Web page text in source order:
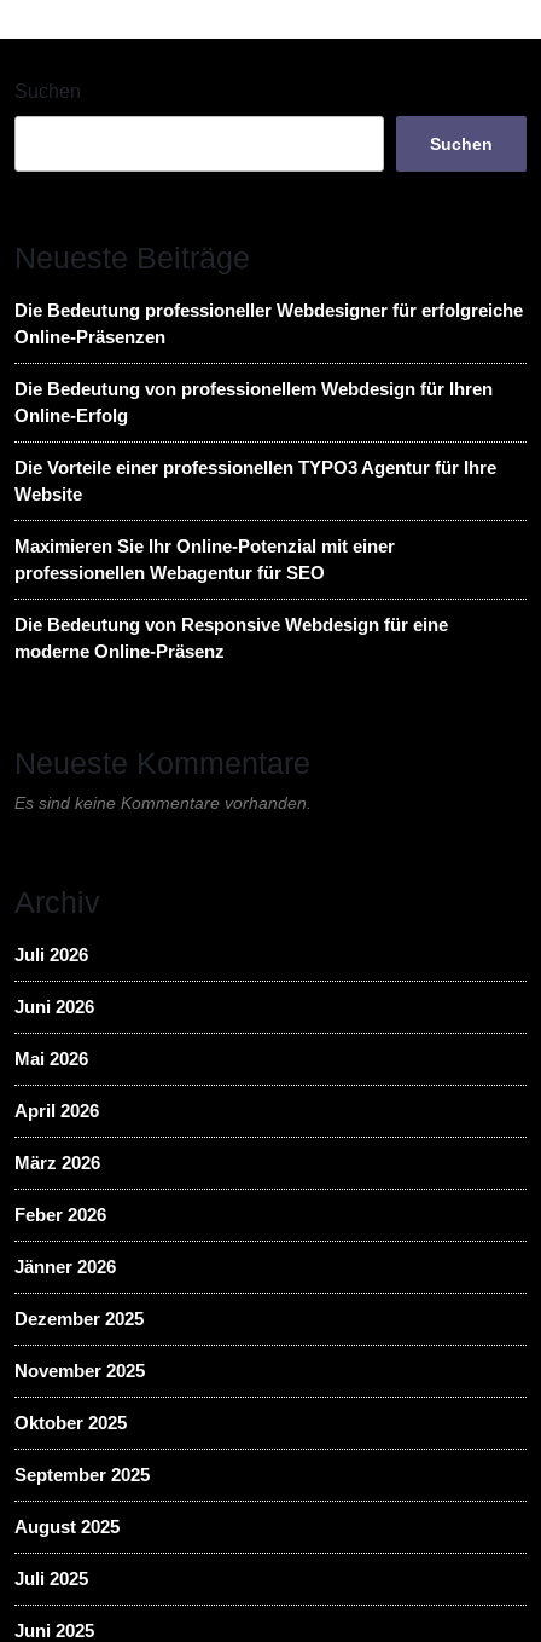
Suchen
Suchen
Neueste Beiträge
Die Bedeutung professioneller Webdesigner für erfolgreiche
Online-Präsenzen
Die Bedeutung von professionellem Webdesign für Ihren
Online-Erfolg
Die Vorteile einer professionellen TYPO3 Agentur für Ihre
Website
Maximieren Sie Ihr Online-Potenzial mit einer
professionellen Webagentur für SEO
Die Bedeutung von Responsive Webdesign für eine
moderne Online-Präsenz
Neueste Kommentare
Es sind keine Kommentare vorhanden.
Archiv
Juli 2026
Juni 2026
Mai 2026
April 2026
März 2026
Feber 2026
Jänner 2026
Dezember 2025
November 2025
Oktober 2025
September 2025
August 2025
Juli 2025
Juni 2025